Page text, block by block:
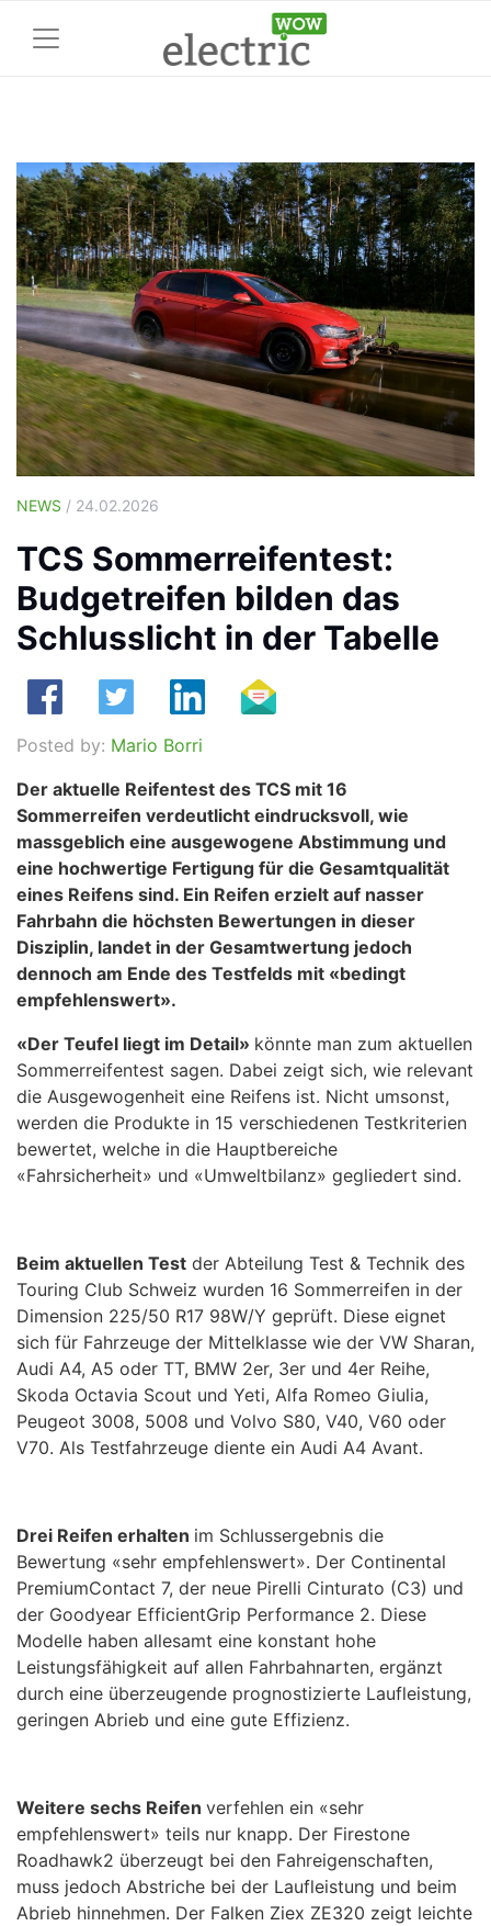
NEWS / 24.02.2026
TCS Sommerreifentest:
Budgetreifen bilden das
Schlusslicht in der Tabelle
Posted by: Mario Borri
Der aktuelle Reifentest des TCS mit 16
Sommerreifen verdeutlicht eindrucksvoll, wie
massgeblich eine ausgewogene Abstimmung und
eine hochwertige Fertigung für die Gesamtqualität
eines Reifens sind. Ein Reifen erzielt auf nasser
Fahrbahn die höchsten Bewertungen in dieser
Disziplin, landet in der Gesamtwertung jedoch
dennoch am Ende des Testfelds mit «bedingt
empfehlenswert».
«Der Teufel liegt im Detail» könnte man zum aktuellen
Sommerreifentest sagen. Dabei zeigt sich, wie relevant
die Ausgewogenheit eine Reifens ist. Nicht umsonst,
werden die Produkte in 15 verschiedenen Testkriterien
bewertet, welche in die Hauptbereiche
«Fahrsicherheit» und «Umweltbilanz» gegliedert sind.
Beim aktuellen Test der Abteilung Test & Technik des
Touring Club Schweiz wurden 16 Sommerreifen in der
Dimension 225/50 R17 98W/Y geprüft. Diese eignet
sich für Fahrzeuge der Mittelklasse wie der VW Sharan,
Audi A4, A5 oder TT, BMW 2er, 3er und 4er Reihe,
Skoda Octavia Scout und Yeti, Alfa Romeo Giulia,
Peugeot 3008, 5008 und Volvo S80, V40, V60 oder
V70. Als Testfahrzeuge diente ein Audi A4 Avant.
Drei Reifen erhalten im Schlussergebnis die
Bewertung «sehr empfehlenswert». Der Continental
PremiumContact 7, der neue Pirelli Cinturato (C3) und
der Goodyear EfficientGrip Performance 2. Diese
Modelle haben allesamt eine konstant hohe
Leistungsfähigkeit auf allen Fahrbahnarten, ergänzt
durch eine überzeugende prognostizierte Laufleistung,
geringen Abrieb und eine gute Effizienz.
Weitere sechs Reifen verfehlen ein «sehr
empfehlenswert» teils nur knapp. Der Firestone
Roadhawk2 überzeugt bei den Fahreigenschaften,
muss jedoch Abstriche bei der Laufleistung und beim
Abrieb hinnehmen. Der Falken Ziex ZE320 zeigt leichte